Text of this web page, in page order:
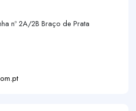
nº 2A/2B Braço de Prata